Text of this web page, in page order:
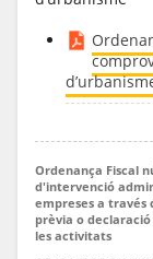
Ordenança Fiscal
d'intervenció
empreses a
prèvia o
les activitats